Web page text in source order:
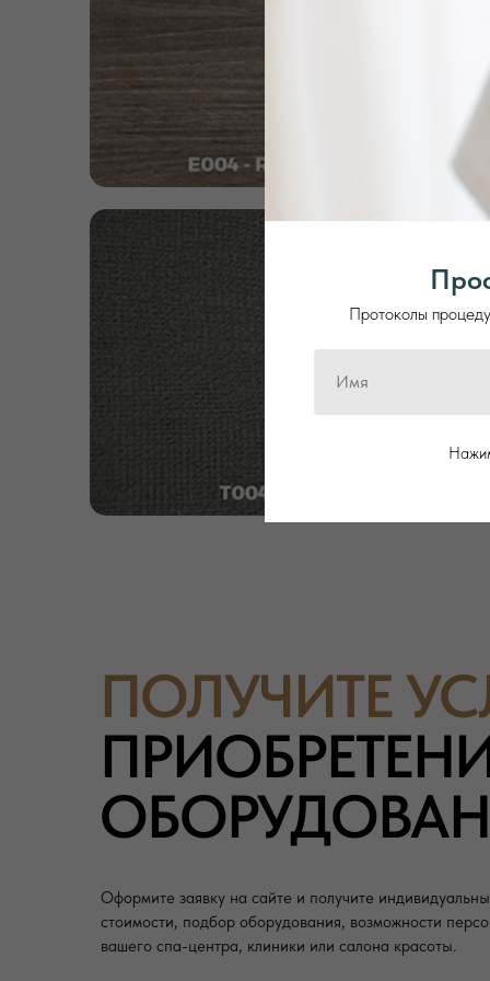
ПОЛУЧИТЕ
Оформите заявку на сайте и получите
стоимости, подбор оборудования, возможности
вашего спа-центра, клиники или салона красоты.
Протоколы